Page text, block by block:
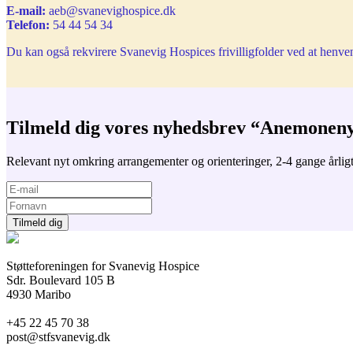
E-mail: aeb@svanevighospice.dk
Telefon: 54 44 54 34
Du kan også rekvirere Svanevig Hospices frivilligfolder ved at
Tilmeld dig vores nyhedsbrev
Relevant nyt omkring arrangementer og orienteringer, 2-4 gange
Støtteforeningen for Svanevig Hospice
Sdr. Boulevard 105 B
4930 Maribo
+45 22 45 70 38
post@stfsvanevig.dk